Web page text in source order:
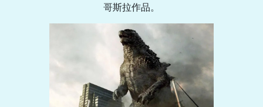
哥斯拉作品。